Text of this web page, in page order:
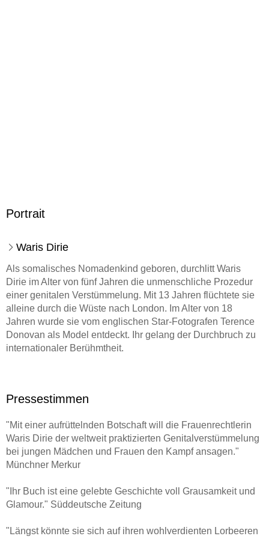
Portrait
Waris Dirie
Als somalisches Nomadenkind geboren, durchlitt Waris
Dirie im Alter von fünf Jahren die unmenschliche Prozedur
einer genitalen Verstümmelung. Mit 13 Jahren flüchtete sie
alleine durch die Wüste nach London. Im Alter von 18
Jahren wurde sie vom englischen Star-Fotografen Terence
Donovan als Model entdeckt. Ihr gelang der Durchbruch zu
internationaler Berühmtheit.
York erzählte Waris Dirie über ihr Schicksal und das
löste damit weltweit eine Welle von Mitgefühl und Protesten
aus. UN-Generalsekretär Kofi Annan ernannte sie zur UN-
Sonderbotschafterin im Kampf gegen weibliche
Genitalverstümmelung.
Als Menschenrechtsaktivistin, Bestsellerautorin und
Künstlerin inspiriert Waris Dirie heute weltweit Millionen von
gegründeten Desert Flower Foundation kämpft sie weltweit
Pressestimmen
"Mit einer aufrüttelnden Botschaft will die Frauenrechtlerin
Waris Dirie der weltweit praktizierten Genitalverstümmelung
bei jungen Mädchen und Frauen den Kampf ansagen."
Münchner Merkur
"Ihr Buch ist eine gelebte Geschichte voll Grausamkeit und
Glamour." Süddeutsche Zeitung
"Längst könnte sie sich auf ihren wohlverdienten Lorbeeren